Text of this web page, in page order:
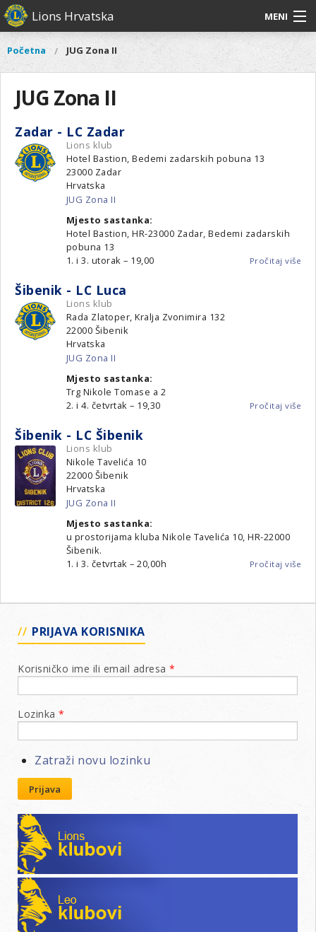
Skoči
na
sadržaj
Lions Hrvatska MENI
O nama
Naši projekti
Aktivnosti
Glavni
O
nama
Distrikt
Naši
projekti
Aktivnosti
Vi
ste
ovdje
Početna JUG Zona II
JUG Zona II
Zadar - LC Zadar
Lions klub
Hotel Bastion, Bedemi zadarskih pobuna 13
23000 Zadar
Hrvatska
JUG Zona II
Mjesto sastanka:
Hotel Bastion, HR-23000 Zadar, Bedemi zadarskih
pobuna 13
1. i 3. utorak – 19,00
Pročitaj više
Šibenik - LC Luca
Lions klub
Rada Zlatoper, Kralja Zvonimira 132
22000 Šibenik
Hrvatska
JUG Zona II
Mjesto sastanka:
Trg Nikole Tomase a 2
2. i 4. četvrtak – 19,30
Pročitaj više
Šibenik - LC Šibenik
Lions klub
Nikole Tavelića 10
22000 Šibenik
Hrvatska
JUG Zona II
Mjesto sastanka:
u prostorijama kluba Nikole Tavelića 10, HR-22000
Šibenik.
1. i 3. četvrtak – 20,00h
Pročitaj više
LC
PRIJAVA KORISNIKA
Korisničko ime ili email adresa *
Lozinka *
Zatraži novu lozinku
Prijava
Lions klubovi
Leo klubovi